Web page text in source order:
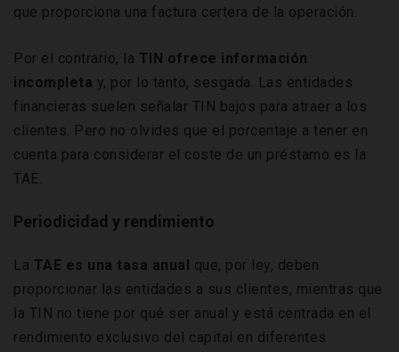
que proporciona una factura certera de la operación.
Por el contrario, la TIN ofrece información
incompleta y, por lo tanto, sesgada. Las entidades
financieras suelen señalar TIN bajos para atraer a los
clientes. Pero no olvides que el porcentaje a tener en
cuenta para considerar el coste de un préstamo es la
TAE.
Periodicidad y rendimiento
La TAE es una tasa anual que, por ley, deben
proporcionar las entidades a sus clientes, mientras que
la TIN no tiene por qué ser anual y está centrada en el
rendimiento exclusivo del capital en diferentes